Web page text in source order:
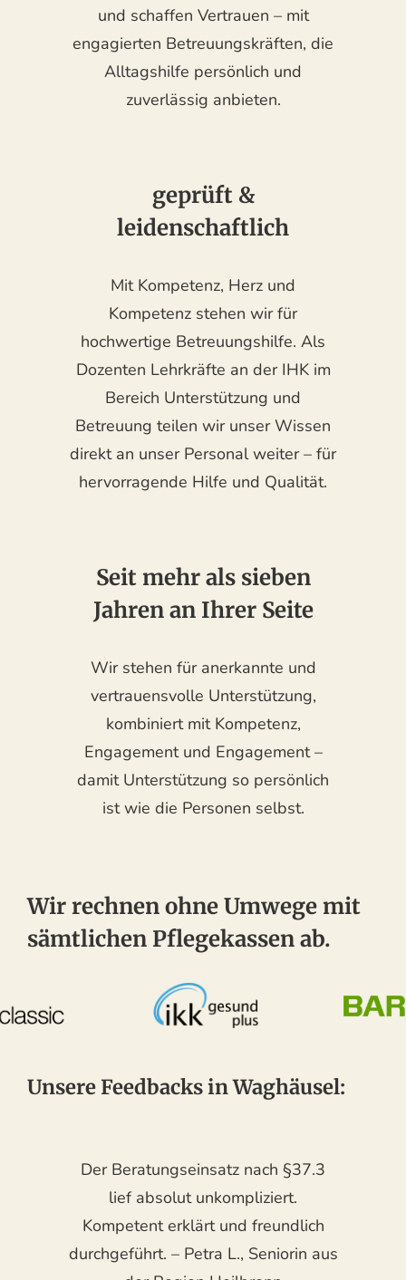
und schaffen Vertrauen – mit
engagierten Betreuungskräften, die
Alltagshilfe persönlich und
zuverlässig anbieten.
geprüft &
leidenschaftlich
Mit Kompetenz, Herz und
Kompetenz stehen wir für
hochwertige Betreuungshilfe. Als
Dozenten Lehrkräfte an der IHK im
Bereich Unterstützung und
Betreuung teilen wir unser Wissen
direkt an unser Personal weiter – für
hervorragende Hilfe und Qualität.
Seit mehr als sieben
Jahren an Ihrer Seite
Wir stehen für anerkannte und
vertrauensvolle Unterstützung,
kombiniert mit Kompetenz,
Engagement und Engagement –
damit Unterstützung so persönlich
ist wie die Personen selbst.
Wir rechnen ohne Umwege mit
sämtlichen Pflegekassen ab.
Unsere Feedbacks in Waghäusel:
Der Beratungseinsatz nach §37.3
lief absolut unkompliziert.
Kompetent erklärt und freundlich
durchgeführt. – Petra L., Seniorin aus